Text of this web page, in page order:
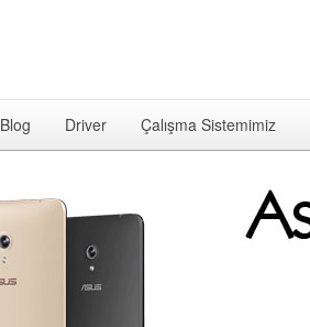
Blog Driver Çalışma Sistemimiz